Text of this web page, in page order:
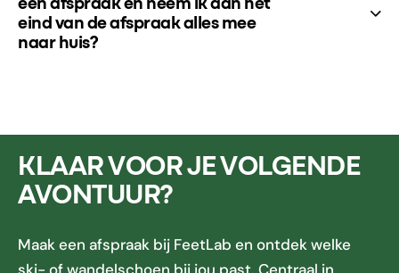
eind van de afspraak alles mee
naar huis?
KLAAR VOOR JE VOLGENDE
AVONTUUR?
Maak een afspraak bij FeetLab en ontdek welke